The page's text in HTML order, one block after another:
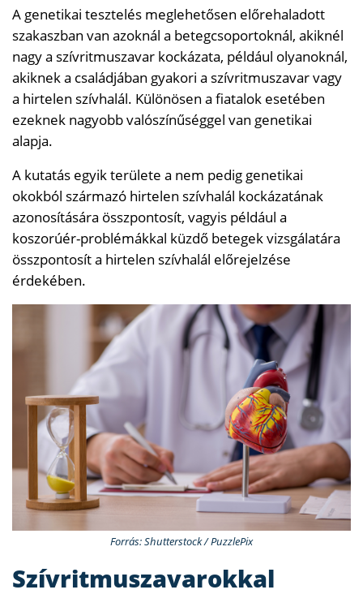
A genetikai tesztelés meglehetősen előrehaladott
szakaszban van azoknál a betegcsoportoknál, akiknél
nagy a szívritmuszavar kockázata, például olyanoknál,
akiknek a családjában gyakori a szívritmuszavar vagy
a hirtelen szívhalál. Különösen a fiatalok esetében
ezeknek nagyobb valószínűséggel van genetikai
alapja.
A kutatás egyik területe a nem pedig genetikai
okokból származó hirtelen szívhalál kockázatának
azonosítására összpontosít, vagyis például a
koszorúér-problémákkal küzdő betegek vizsgálatára
összpontosít a hirtelen szívhalál előrejelzése
érdekében.
Forrás: Shutterstock / PuzzlePix
Szívritmuszavarokkal